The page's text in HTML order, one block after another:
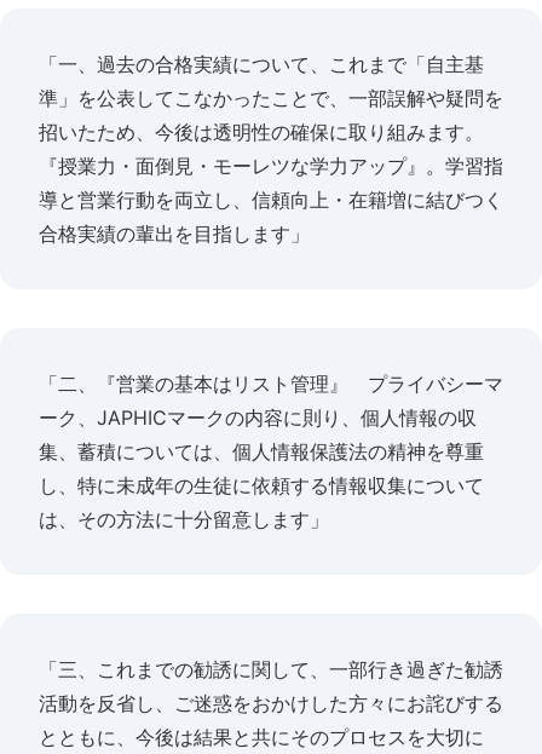
「一、過去の合格実績について、これまで「自主基
準」を公表してこなかったことで、一部誤解や疑問を
招いたため、今後は透明性の確保に取り組みます。
『授業力・面倒見・モーレツな学力アップ』。学習指
導と営業行動を両立し、信頼向上・在籍増に結びつく
合格実績の輩出を目指します」
「二、『営業の基本はリスト管理』 プライバシーマ
ーク、JAPHICマークの内容に則り、個人情報の収
集、蓄積については、個人情報保護法の精神を尊重
し、特に未成年の生徒に依頼する情報収集について
は、その方法に十分留意します」
「三、これまでの勧誘に関して、一部行き過ぎた勧誘
活動を反省し、ご迷惑をおかけした方々にお詫びする
とともに、今後は結果と共にそのプロセスを大切に